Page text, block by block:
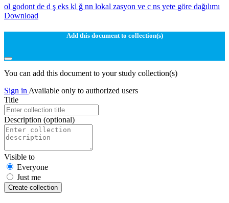
ol godont de d ş eks kl ğ nn lokal zasyon ve c ns yete göre dağılımı
Download
Add this document to collection(s)
You can add this document to your study collection(s)
Sign in Available only to authorized users
Title
Description (optional)
Visible to
Everyone
Just me
Create collection